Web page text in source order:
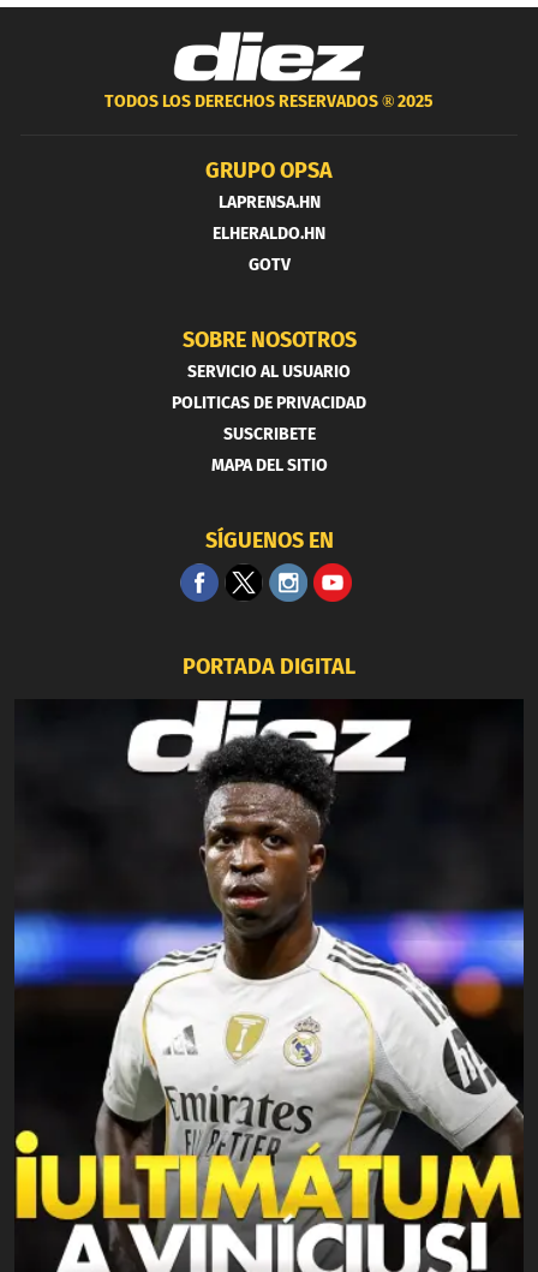
TODOS LOS DERECHOS RESERVADOS ®2025
GRUPO OPSA
LAPRENSA.HN
ELHERALDO.HN
GOTV
SOBRE NOSOTROS
SERVICIO AL USUARIO
POLITICAS DE PRIVACIDAD
SUSCRIBETE
MAPA DEL SITIO
SÍGUENOS EN
PORTADA DIGITAL